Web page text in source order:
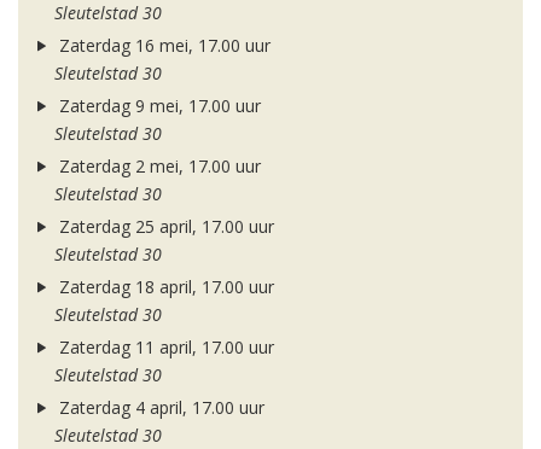
Sleutelstad 30
Zaterdag 16 mei, 17.00 uur
Sleutelstad 30
Zaterdag 9 mei, 17.00 uur
Sleutelstad 30
Zaterdag 2 mei, 17.00 uur
Sleutelstad 30
Zaterdag 25 april, 17.00 uur
Sleutelstad 30
Zaterdag 18 april, 17.00 uur
Sleutelstad 30
Zaterdag 11 april, 17.00 uur
Sleutelstad 30
Zaterdag 4 april, 17.00 uur
Sleutelstad 30